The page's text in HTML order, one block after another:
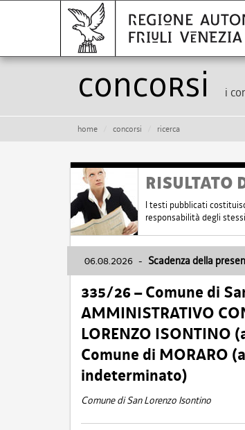
Concorsi i
home concorsi ricerca
RISULTATO
I testi pubblicati
responsabilità degli
06.08.2026 - Scadenza della
335/26 – Comune di
AMMINISTRATIVO
LORENZO ISONTINO
Comune di MORARO
indeterminato)
Comune di San Lorenzo Isontino